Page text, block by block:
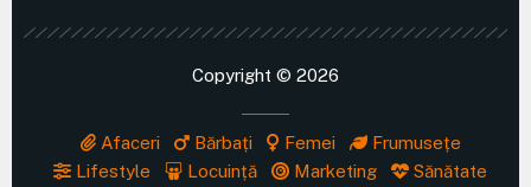
Copyright © 2026
Afaceri Bărbați Femei
Frumusețe
Lifestyle
Locuință Marketing Sănătate